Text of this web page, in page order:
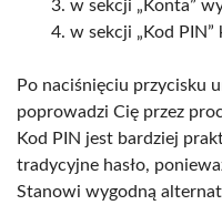
w sekcji „Konta”
w sekcji „Kod PIN”
Po naciśnięciu przycisku
poprowadzi Cię przez
Kod PIN jest bardziej
tradycyjne hasło,
Stanowi wygodną